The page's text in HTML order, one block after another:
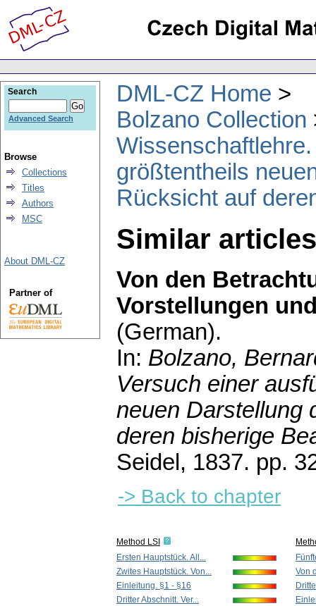
DML-CZ Home
Bolzano Collection
größtentheils
Rücksicht auf
Similar
Von den
Vorstellungen
(German).
In: Bolzano,
Versuch einer
neuen Darstellung
deren bisherige
Seidel, 1837. pp.
-> Back to chapter
Method LSI
Ersten Hauptstück. All...
Zwites Hauptstück. Von...
Einleitung. §1 - §16
Dritter Abschnitt. Ver...
Von
Search
Advanced Search
Browse
Collections
Titles
Authors
MSC
About DML-CZ
Partner of